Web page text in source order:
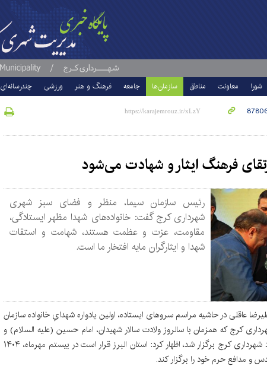
شورا معاونت مناطق سازمان‌ها جامعه فرهنگ و هنر ورزشی چندرسانه‌ای
فرهنگ ایثار و شهادت می‌شود
رئیس سازمان سیما، منظر و فضای سبز شهری
شهرداری کرج گفت: خانواده‌های شهدا مظهر ایستادگی،
مقاومت، عزت و عظمت هستند، شهامت و استقات
شهدا و ایثارگران مایه افتخار ما است.
عاقلی در حاشیه مراسم سروهای‌ ایستاده، اولین یادواره شهدایِ خانواده سازمان
کرج که همزمان با سالروز ولادت سالار شهیدان، امام حسین (علیه السلام) و
روز پاسدار در مجموعه فرهنگی میلاد شهرداری کرج برگزار شد، اظهار کرد: استان البرز قرار است در بیستم مهرماه، ۱۴۰۴